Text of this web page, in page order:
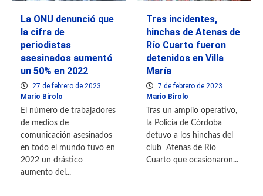
La ONU denunció que
la cifra de
periodistas
asesinados aumentó
un 50% en 2022
27 de febrero de 2023
Mario Birolo
El número de trabajadores
de medios de
comunicación asesinados
en todo el mundo tuvo en
2022 un drástico
aumento del...
Tras incidentes,
hinchas de Atenas de
Río Cuarto fueron
detenidos en Villa
María
7 de febrero de 2023
Mario Birolo
Tras un amplio operativo,
la Policía de Córdoba
detuvo a los hinchas del
club Atenas de Río
Cuarto que ocasionaron...